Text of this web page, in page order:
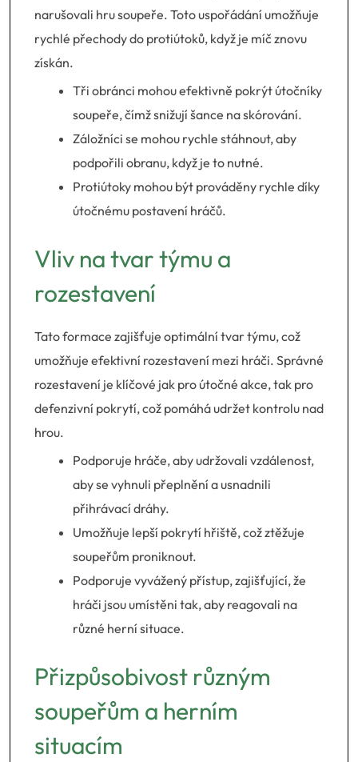
narušovali hru soupeře. Toto uspořádání umožňuje
rychlé přechody do protiútoků, když je míč znovu
získán.
Tři obránci mohou efektivně pokrýt útočníky
soupeře, čímž snižují šance na skórování.
Záložníci se mohou rychle stáhnout, aby
podpořili obranu, když je to nutné.
Protiútoky mohou být prováděny rychle díky
útočnému postavení hráčů.
Vliv na tvar týmu a
rozestavení
Tato formace zajišťuje optimální tvar týmu, což
umožňuje efektivní rozestavení mezi hráči. Správné
rozestavení je klíčové jak pro útočné akce, tak pro
defenzivní pokrytí, což pomáhá udržet kontrolu nad
hrou.
Podporuje hráče, aby udržovali vzdálenost,
aby se vyhnuli přeplnění a usnadnili
přihrávací dráhy.
Umožňuje lepší pokrytí hřiště, což ztěžuje
soupeřům proniknout.
Podporuje vyvážený přístup, zajišťující, že
hráči jsou umístěni tak, aby reagovali na
různé herní situace.
Přizpůsobivost různým
soupeřům a herním
situacím